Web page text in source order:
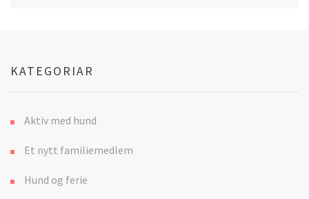
KATEGORIAR
Aktiv med hund
Et nytt familiemedlem
Hund og ferie